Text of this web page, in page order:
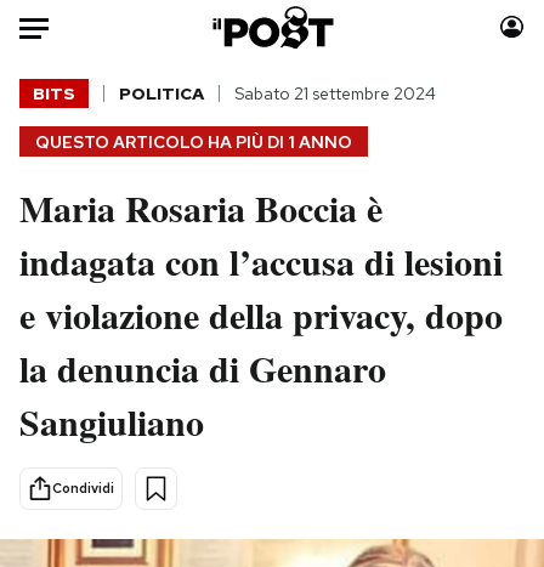
Auto
HOME
Italia
Politica
Tecnologia
Scienza
Cultura
Economia
Sport
Moda
Consumismi
Storie/Idee
Ok Boomer!
Media
QUESTO ARTICOLO HA PIÙ DI 1 ANNO
BITS POLITICA Sabato 21 settembre 2024
Maria Rosaria Boccia è
indagata con l’accusa di lesioni
e violazione della privacy, dopo
la denuncia di Gennaro
Sangiuliano
Condividi